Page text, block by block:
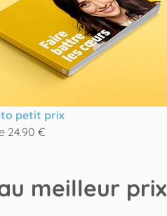
petit prix
24.90 €
meilleur prix